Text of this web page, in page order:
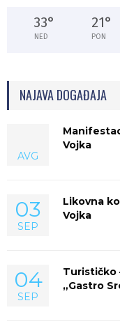
33°
NED
21°
PON
NAJAVA DOGAĐAJA
AVG
Vojka
03
SEP
Likovna
Vojka
04
SEP
Turističko
„Gastro